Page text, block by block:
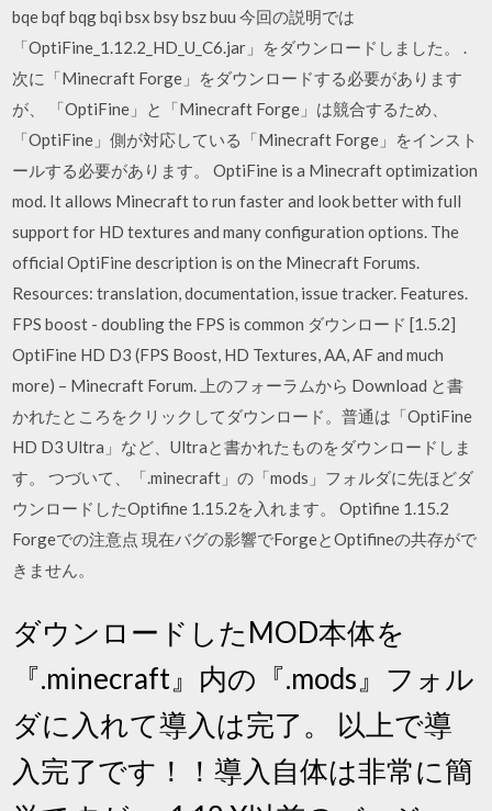
bqe bqf bqg bqi bsx bsy bsz buu 今回の説明では
「OptiFine_1.12.2_HD_U_C6.jar」をダウンロードしました。 .
次に「Minecraft Forge」をダウンロードする必要があります
が、 「OptiFine」と「Minecraft Forge」は競合するため、
「OptiFine」側が対応している「Minecraft Forge」をインスト
ールする必要があります。 OptiFine is a Minecraft optimization
mod. It allows Minecraft to run faster and look better with full
support for HD textures and many configuration options. The
official OptiFine description is on the Minecraft Forums.
Resources: translation, documentation, issue tracker. Features.
FPS boost - doubling the FPS is common ダウンロード [1.5.2]
OptiFine HD D3 (FPS Boost, HD Textures, AA, AF and much
more) – Minecraft Forum. 上のフォーラムから Download と書
かれたところをクリックしてダウンロード。普通は「OptiFine
HD D3 Ultra」など、Ultraと書かれたものをダウンロードしま
す。 つづいて、「.minecraft」の「mods」フォルダに先ほどダ
ウンロードしたOptifine 1.15.2を入れます。 Optifine 1.15.2
Forgeでの注意点 現在バグの影響でForgeとOptifineの共存がで
きません。
ダウンロードしたMOD本体を
『.minecraft』内の『.mods』フォル
ダに入れて導入は完了。 以上で導
入完了です！！導入自体は非常に簡